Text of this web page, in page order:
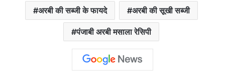
अरबी की सब्जी के फायदे अरबी की सूखी सब्जी
पंजाबी अरबी मसाला रेसिपी